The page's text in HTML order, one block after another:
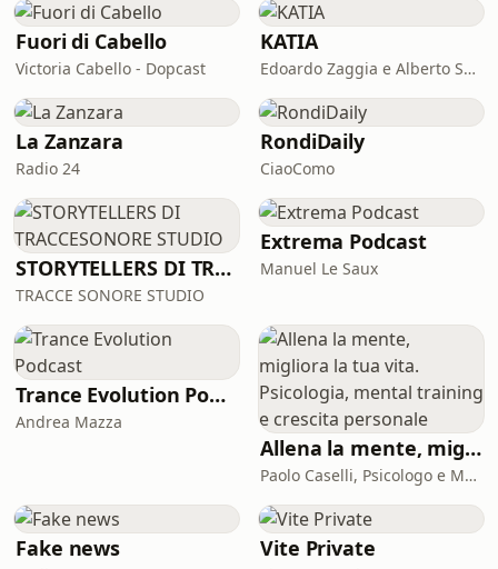
Fuori di Cabello
Victoria Cabello - Dopcast
KATIA
Edoardo Zaggia e Alberto Sacco
La Zanzara
Radio 24
RondiDaily
CiaoComo
STORYTELLERS DI TRACCESONORE STUDIO
TRACCE SONORE STUDIO
Extrema Podcast
Manuel Le Saux
Trance Evolution Podcast
Andrea Mazza
Allena la mente, migliora la tua vita. Psicologia, mental training e crescita personale
Paolo Caselli, Psicologo e Mental Trainer
Fake news Vite Private